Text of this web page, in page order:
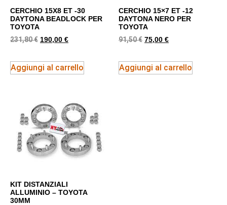
CERCHIO 15X8 ET -30
DAYTONA BEADLOCK PER
TOYOTA
231,80€ 190,00 €
Aggiungi al carrello
CERCHIO 15×7 ET -12
DAYTONA NERO PER
TOYOTA
91,50€ 75,00 €
Aggiungi al carrello
KIT DISTANZIALI
ALLUMINIO – TOYOTA
30MM